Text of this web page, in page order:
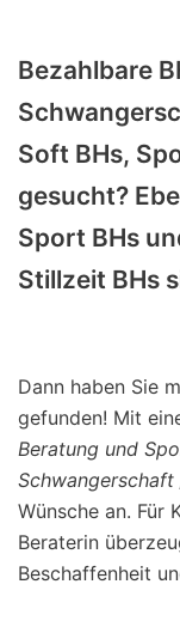
Bezahlbare
Soft BHs,
gesucht?
Sport BHs
Stillzeit BHs
Dann haben Sie
gefunden! Mit
Beratung und
Wünsche an. Für
Beraterin
Beschaffenheit